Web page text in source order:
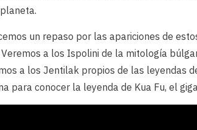
un repaso por las apariciones de
a los Ispolini de la mitología
a los Jentilak propios de las leyendas
para conocer la leyenda de Kua Fu, el